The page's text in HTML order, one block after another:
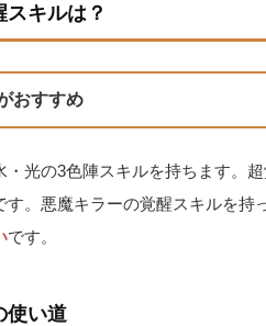
キルは？
おすすめ
・光の3色陣スキルを持ちます。
。悪魔キラーの覚醒スキルを持
です。
使い道